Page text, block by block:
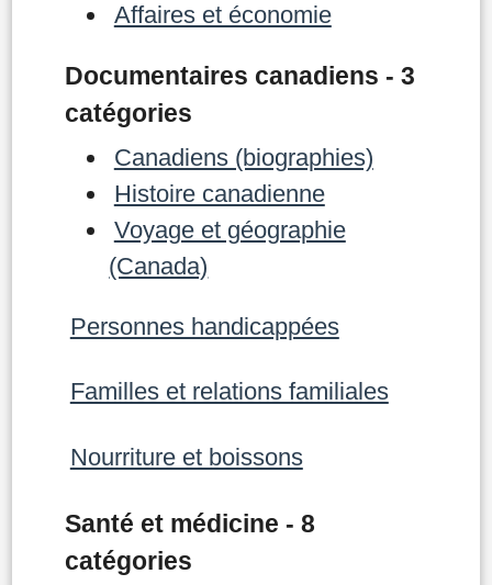
Affaires et économie
Documentaires canadiens - 3
catégories
Canadiens (biographies)
Histoire canadienne
Voyage et géographie
(Canada)
Personnes handicappées
Familles et relations familiales
Nourriture et boissons
Santé et médicine - 8
catégories